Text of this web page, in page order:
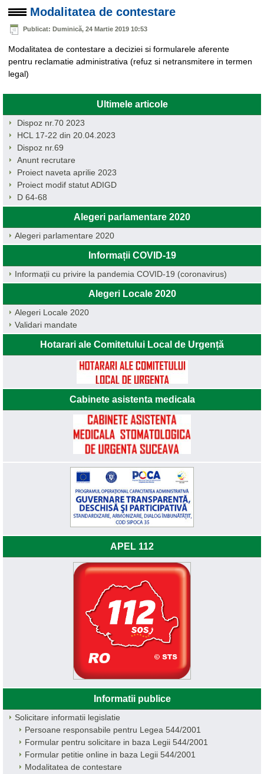
Modalitatea de contestare
Publicat: Duminică, 24 Martie 2019 10:53
Modalitatea de contestare a deciziei si formularele aferente
pentru reclamatie administrativa (refuz si netransmitere in termen
legal)
Ultimele articole
Dispoz nr.70 2023
HCL 17-22 din 20.04.2023
Dispoz nr.69
Anunt recrutare
Proiect naveta aprilie 2023
Proiect modif statut ADIGD
D 64-68
Alegeri parlamentare 2020
Alegeri parlamentare 2020
Informații COVID-19
Informații cu privire la pandemia COVID-19 (coronavirus)
Alegeri Locale 2020
Alegeri Locale 2020
Validari mandate
Hotarari ale Comitetului Local de Urgență
Cabinete asistenta medicala
APEL 112
Informatii publice
Solicitare informatii legislatie
Persoane responsabile pentru Legea 544/2001
Formular pentru solicitare in baza Legii 544/2001
Formular petitie online in baza Legii 544/2001
Modalitatea de contestare